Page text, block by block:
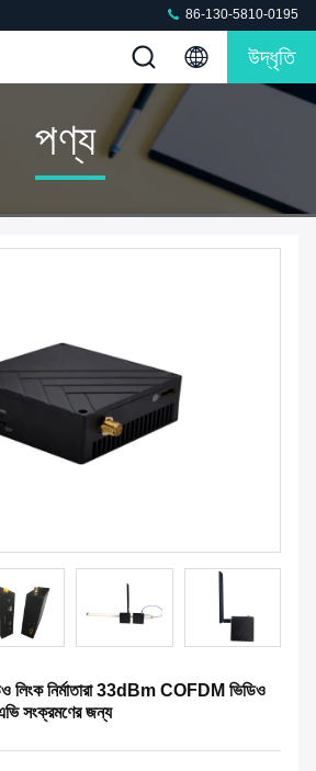
86-130-5810-0195
উদ্ধৃতি
পণ্য
নির্মাতারা 33dBm COFDM ভিডিও
সংক্রমণের জন্য